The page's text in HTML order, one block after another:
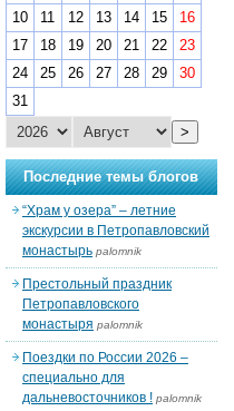
10
11 12 13 14 15
16
17
18 19 20 21 22
23
24
25 26 27 28 29
30
31
>
Последние темы блогов
“Храм у озера” – летние
экскурсии в Петропавловский
монастырь palomnik
Престольный праздник
Петропавловского
монастыря palomnik
Поездки по России 2026 –
специально для
дальневосточников ! palomnik